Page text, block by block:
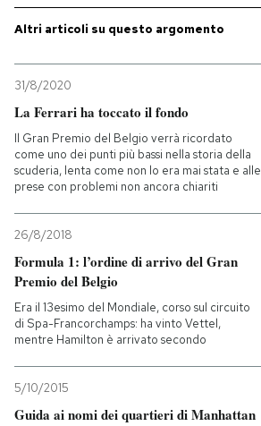
Altri articoli su questo argomento
31/8/2020
La Ferrari ha toccato il fondo
Il Gran Premio del Belgio verrà ricordato
come uno dei punti più bassi nella storia della
scuderia, lenta come non lo era mai stata e alle
prese con problemi non ancora chiariti
26/8/2018
Formula 1: l’ordine di arrivo del Gran
Premio del Belgio
Era il 13esimo del Mondiale, corso sul circuito
di Spa-Francorchamps: ha vinto Vettel,
mentre Hamilton è arrivato secondo
5/10/2015
Guida ai nomi dei quartieri di Manhattan